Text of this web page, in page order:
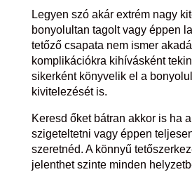
Legyen szó akár extrém nagy
bonyolultan tagolt vagy éppen
tetőző csapata nem ismer
komplikációkra kihívásként
sikerként könyvelik el a
kivitelezését is.
Keresd őket bátran akkor is ha
szigeteltetni vagy éppen
szeretnéd. A könnyű
jelenthet szinte minden